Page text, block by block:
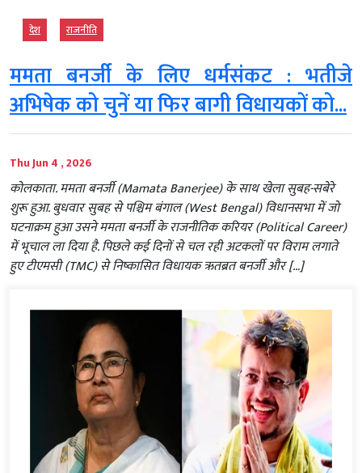
देश राजनीति
ममता बनर्जी के लिए धर्मसंकट : भतीजे
अभिषेक को चुनें या फिर बागी विधायकों को...
Thu Jun 4 , 2026
कोलकाता. ममता बनर्जी (Mamata Banerjee) के साथ खेला सुबह-सबेरे
शुरू हुआ. बुधवार सुबह से पश्चिम बंगाल (West Bengal) विधानसभा में जो
घटनाक्रम हुआ उसने ममता बनर्जी के राजनीतिक करियर (Political Career)
में भूचाल ला दिया है. पिछले कई दिनों से चल रही अटकलों पर विराम लगाते
हुए टीएमसी (TMC) से निष्कासित विधायक ऋतब्रत बनर्जी और […]